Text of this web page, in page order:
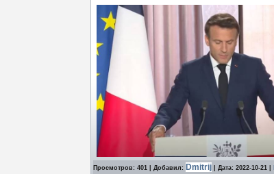
Просмотров: 401 | Добавил: Dmitrij | Дата: 2022-10-21